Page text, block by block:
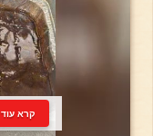
קרא עוד